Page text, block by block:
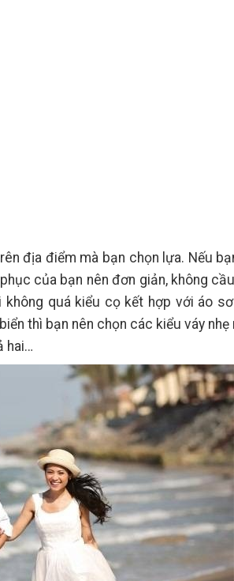
địa điểm mà bạn chọn lựa. Nếu
của bạn nên đơn giản, không
quá kiểu cọ kết hợp với áo
thì bạn nên chọn các kiểu váy nhẹ
hai…